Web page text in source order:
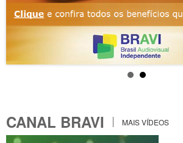
CANAL BRAVI MAIS VÍDEOS